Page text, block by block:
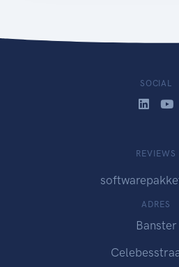
SOCIAL
REVIEWS
ADRES
Banster